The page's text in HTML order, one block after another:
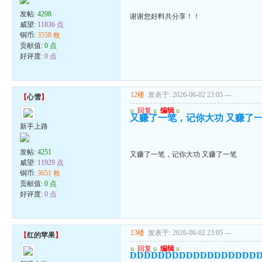
发帖:4298
威望: 11836 点
铜币:3558 枚
贡献值:0 点
好评度:0 点
谢谢您好料共分享！！
【心雪】
新手上路
发帖:4251
威望: 11929 点
铜币:3651 枚
贡献值:0 点
好评度:0 点
12楼 发表于: 2026-06-02 23:05 ---
u 回复 u 编辑 u
又赚了一笔，记你大功 又赚了
又赚了一笔，记你大功 又赚了一笔
【红的苹果】 13楼 发表于: 2026-06-02 23:05 ---
u 回复 u 编辑 u